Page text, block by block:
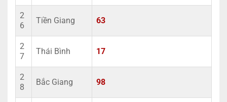
2
6
Tiền Giang 63
2
7
Thái Bình 17
2
8
Bắc Giang 98